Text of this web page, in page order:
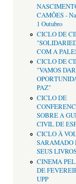
CAMÕES -
1 Outubro
CICLO DE
COM A
CICLO DE
"VAMOS DAR
PAZ"
CICLO DE
SOBRE A
CIVIL DE
CICLO À
SARAMADO
SEUS
CINEMA
DE
UPP